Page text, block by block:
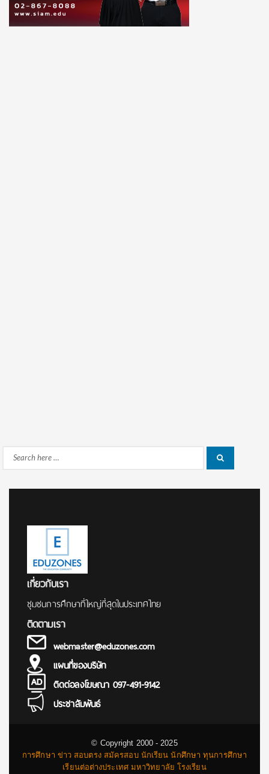
Search
เกี่ยวกับเรา
ชุมชนการศึกษาที่ใหญ่ที่สุดในประเทศไทย
ติดตามเรา
webmaster@eduzones.com
แผนที่ของบริษัท
ติดต่อลงโฆษณา 097-491-9142
ประชาสัมพันธ์
© Copyright 2000 - 2025
การศึกษา ข่าว สอบตรง สมัครสอบ นักเรียน นักศึกษา ทุนการศึกษา
เรียนต่อต่างประเทศ มหาวิทยาลัย โรงเรียน